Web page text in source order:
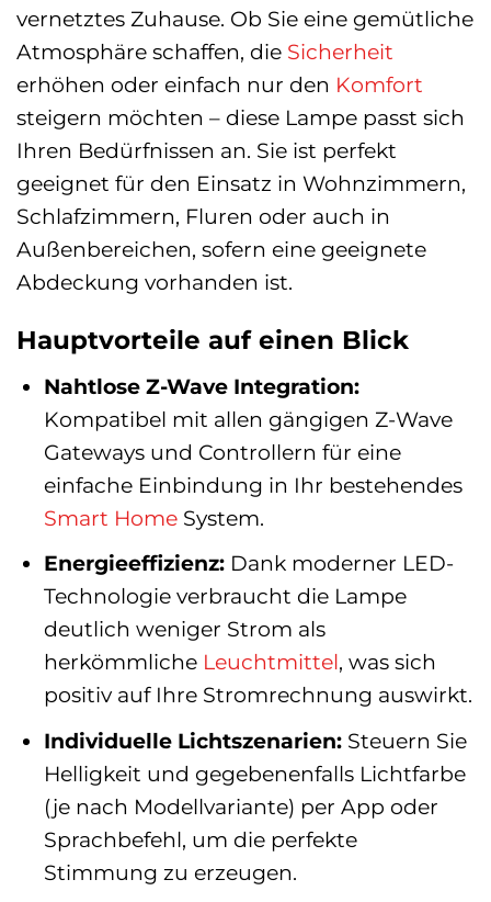
vernetztes Zuhause. Ob Sie eine gemütliche
Atmosphäre schaffen, die Sicherheit
erhöhen oder einfach nur den Komfort
steigern möchten – diese Lampe passt sich
Ihren Bedürfnissen an. Sie ist perfekt
geeignet für den Einsatz in Wohnzimmern,
Schlafzimmern, Fluren oder auch in
Außenbereichen, sofern eine geeignete
Abdeckung vorhanden ist.
Hauptvorteile auf einen Blick
Nahtlose Z-Wave Integration:
Kompatibel mit allen gängigen Z-Wave
Gateways und Controllern für eine
einfache Einbindung in Ihr bestehendes
Smart HomeSystem.
Energieeffizienz:Dank moderner LED-
Technologie verbraucht die Lampe
deutlich weniger Strom als
herkömmliche Leuchtmittel, was sich
positiv auf Ihre Stromrechnung auswirkt.
Individuelle Lichtszenarien:Steuern Sie
Helligkeit und gegebenenfalls Lichtfarbe
(je nach Modellvariante) per App oder
Sprachbefehl, um die perfekte
Stimmung zu erzeugen.